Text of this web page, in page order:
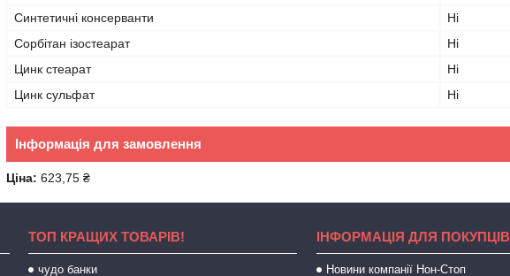
Синтетичні консерванти
Ні
Сорбітан ізостеарат
Ні
Цинк стеарат
Ні
Цинк сульфат
Ні
Інформація для замовлення
Ціна: 623,75 ₴
ТОП КРАЩИХ ТОВАРІВ!
чудо банки
ІНФОРМАЦІЯ ДЛЯ ПОКУПЦІВ
Новини компанії Нон-Стоп